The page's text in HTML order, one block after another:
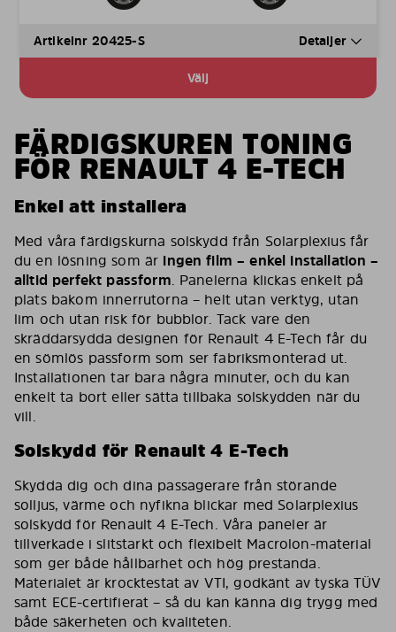
Artikelnr 20425-S Detaljer
Välj
FÄRDIGSKUREN TONING
FÖR RENAULT 4 E-TECH
Enkel att installera
Med våra färdigskurna solskydd från Solarplexius får
du en lösning som är ingen film – enkel installation –
alltid perfekt passform. Panelerna klickas enkelt på
plats bakom innerrutorna – helt utan verktyg, utan
lim och utan risk för bubblor. Tack vare den
skräddarsydda designen för Renault 4 E-Tech får du
en sömlös passform som ser fabriksmonterad ut.
Installationen tar bara några minuter, och du kan
enkelt ta bort eller sätta tillbaka solskydden när du
vill.
Solskydd för Renault 4 E-Tech
Skydda dig och dina passagerare från störande
solljus, värme och nyfikna blickar med Solarplexius
solskydd för Renault 4 E-Tech. Våra paneler är
tillverkade i slitstarkt och flexibelt Macrolon-material
som ger både hållbarhet och hög prestanda.
Materialet är krocktestat av VTI, godkänt av tyska TÜV
samt ECE-certifierat – så du kan känna dig trygg med
både säkerheten och kvaliteten.